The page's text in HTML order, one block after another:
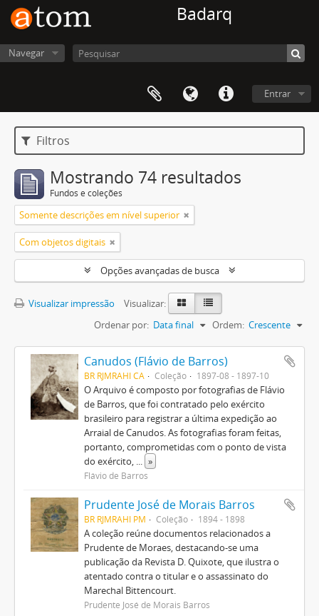
Badarq
Navegar
Entrar
Filtros
Mostrando 74 resultados
Fundos e coleções
Somente descrições em nível superior
Com objetos digitais
Opções avançadas de busca
Visualizar impressão
Visualizar:
Ordenar por: Data final Ordem: Crescente
Canudos (Flávio de Barros)
BR RJMRAHI CA Coleção 1897-08 - 1897-10
O Arquivo é composto por fotografias de Flávio
de Barros, que foi contratado pelo exército
brasileiro para registrar a última expedição ao
Arraial de Canudos. As fotografias foram feitas,
portanto, comprometidas com o ponto de vista
do exército, ... »
Flávio de Barros
Prudente José de Morais Barros
BR RJMRAHI PM Coleção 1894 - 1898
A coleção reúne documentos relacionados a
Prudente de Moraes, destacando-se uma
publicação da Revista D. Quixote, que ilustra o
atentado contra o titular e o assassinato do
Marechal Bittencourt.
Prudente José de Morais Barros